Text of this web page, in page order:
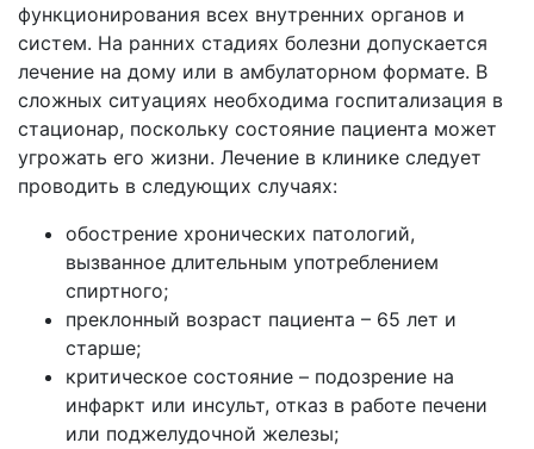
функционирования всех внутренних органов и
систем. На ранних стадиях болезни допускается
лечение на дому или в амбулаторном формате. В
сложных ситуациях необходима госпитализация в
стационар, поскольку состояние пациента может
угрожать его жизни. Лечение в клинике следует
проводить в следующих случаях:
обострение хронических патологий,
вызванное длительным употреблением
спиртного;
преклонный возраст пациента – 65 лет и
старше;
критическое состояние – подозрение на
инфаркт или инсульт, отказ в работе печени
или поджелудочной железы;